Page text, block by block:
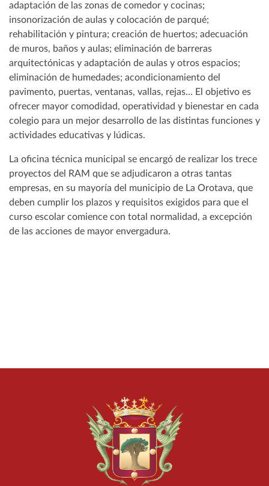
adaptación de las zonas de comedor y cocinas;
insonorización de aulas y colocación de parqué;
rehabilitación y pintura; creación de huertos; adecuación
de muros, baños y aulas; eliminación de barreras
arquitectónicas y adaptación de aulas y otros espacios;
eliminación de humedades; acondicionamiento del
pavimento, puertas, ventanas, vallas, rejas… El objetivo es
ofrecer mayor comodidad, operatividad y bienestar en cada
colegio para un mejor desarrollo de las distintas funciones y
actividades educativas y lúdicas.
La oficina técnica municipal se encargó de realizar los trece
proyectos del RAM que se adjudicaron a otras tantas
empresas, en su mayoría del municipio de La Orotava, que
deben cumplir los plazos y requisitos exigidos para que el
curso escolar comience con total normalidad, a excepción
de las acciones de mayor envergadura.